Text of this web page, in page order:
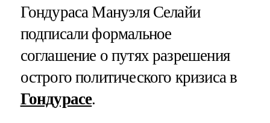
Гондураса Мануэля Селайи
подписали формальное
соглашение о путях разрешения
острого политического кризиса в
Гондурасе.